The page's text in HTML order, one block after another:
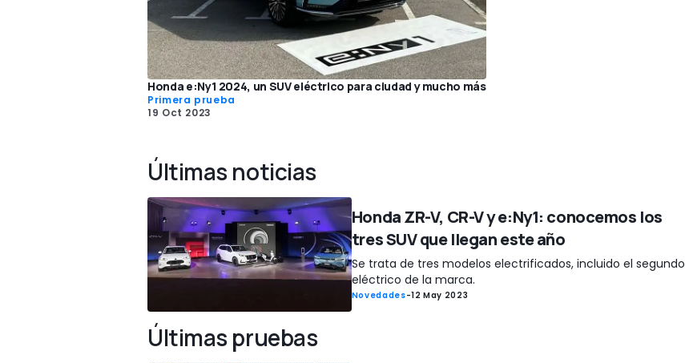
Honda e:Ny1 2024, un SUV eléctrico para ciudad y mucho más
Primera prueba
19 Oct 2023
Últimas noticias
Honda ZR-V, CR-V y e:Ny1: conocemos los
tres SUV que llegan este año
Se trata de tres modelos electrificados, incluido el segundo
eléctrico de la marca.
Novedades-12 May 2023
Últimas pruebas